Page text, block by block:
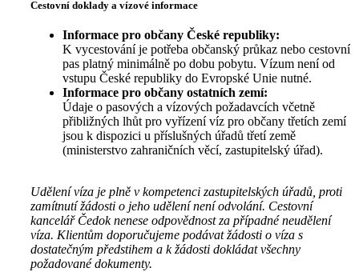
Cestovní doklady a vízové informace
Informace pro občany České republiky:
K vycestování je potřeba občanský průkaz nebo cestovní
pas platný minimálně po dobu pobytu. Vízum není od
vstupu České republiky do Evropské Unie nutné.
Informace pro občany ostatních zemí:
Údaje o pasových a vízových požadavcích včetně
přibližných lhůt pro vyřízení víz pro občany třetích zemí
jsou k dispozici u příslušných úřadů třetí země
(ministerstvo zahraničních věcí, zastupitelský úřad).
Udělení víza je plně v kompetenci zastupitelských úřadů, proti
zamítnutí žádosti o jeho udělení není odvolání. Cestovní
kancelář Čedok nenese odpovědnost za případné neudělení
víza. Klientům doporučujeme podávat žádosti o víza s
dostatečným předstihem a k žádosti dokládat všechny
požadované dokumenty.